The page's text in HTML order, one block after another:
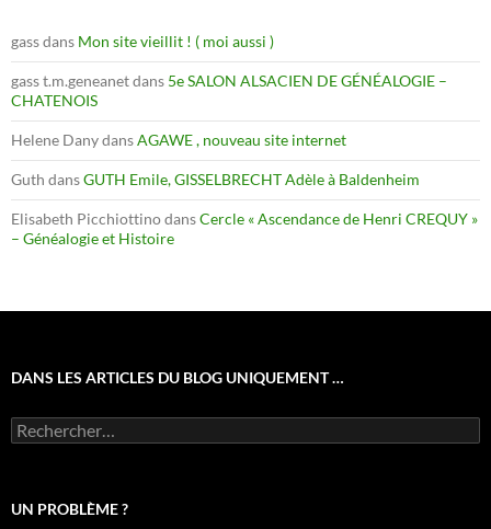
gassdans Mon site vieillit ! ( moi aussi )
gass t.m.geneanetdans 5e SALON ALSACIEN DE GÉNÉALOGIE –
CHATENOIS
Helene DanydansAGAWE , nouveau site internet
Guth dansGUTH Emile, GISSELBRECHT Adèle à Baldenheim
Elisabeth PicchiottinodansCercle « Ascendance de Henri CREQUY »
– Généalogie et Histoire
DANS LES ARTICLES DU BLOG UNIQUEMENT …
Rechercher :
UN PROBLÈME ?